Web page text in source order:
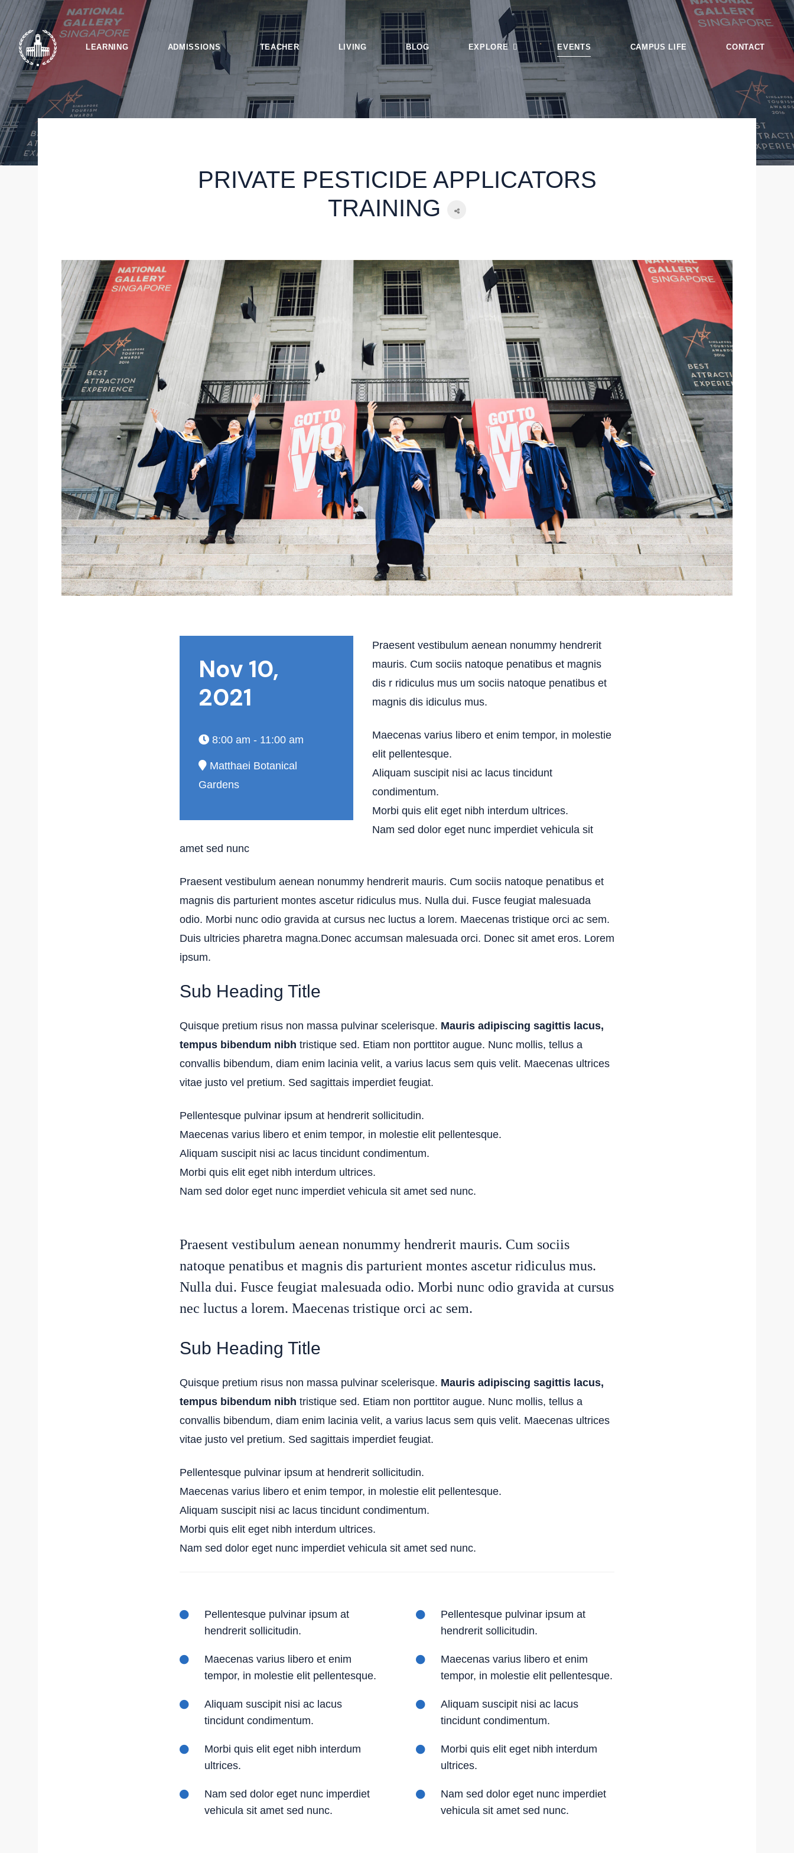
LEARNING ADMISSIONS TEACHER LIVING BLOG EXPLORE
Featured Articles
EVENTS CAMPUS LIFE CONTACT
PRIVATE PESTICIDE APPLICATORS
TRAINING
Nov 10,
2021
8:00 am - 11:00 am
Matthaei Botanical
Gardens
Praesent vestibulum aenean nonummy hendrerit
mauris. Cum sociis natoque penatibus et magnis
dis r ridiculus mus um sociis natoque penatibus et
magnis dis idiculus mus.
Maecenas varius libero et enim tempor, in molestie
elit pellentesque.
Aliquam suscipit nisi ac lacus tincidunt
condimentum.
Morbi quis elit eget nibh interdum ultrices.
Nam sed dolor eget nunc imperdiet vehicula sit
amet sed nunc
Praesent vestibulum aenean nonummy hendrerit mauris. Cum sociis natoque penatibus et
magnis dis parturient montes ascetur ridiculus mus. Nulla dui. Fusce feugiat malesuada
odio. Morbi nunc odio gravida at cursus nec luctus a lorem. Maecenas tristique orci ac sem.
Duis ultricies pharetra magna.Donec accumsan malesuada orci. Donec sit amet eros. Lorem
ipsum.
Sub Heading Title
Quisque pretium risus non massa pulvinar scelerisque. Mauris adipiscing sagittis lacus,
tempus bibendum nibh tristique sed. Etiam non porttitor augue. Nunc mollis, tellus a
convallis bibendum, diam enim lacinia velit, a varius lacus sem quis velit. Maecenas ultrices
vitae justo vel pretium. Sed sagittais imperdiet feugiat.
Pellentesque pulvinar ipsum at hendrerit sollicitudin.
Maecenas varius libero et enim tempor, in molestie elit pellentesque.
Aliquam suscipit nisi ac lacus tincidunt condimentum.
Morbi quis elit eget nibh interdum ultrices.
Nam sed dolor eget nunc imperdiet vehicula sit amet sed nunc.
Praesent vestibulum aenean nonummy hendrerit mauris. Cum sociis
natoque penatibus et magnis dis parturient montes ascetur ridiculus mus.
Nulla dui. Fusce feugiat malesuada odio. Morbi nunc odio gravida at cursus
nec luctus a lorem. Maecenas tristique orci ac sem.
Sub Heading Title
Quisque pretium risus non massa pulvinar scelerisque. Mauris adipiscing sagittis lacus,
tempus bibendum nibh tristique sed. Etiam non porttitor augue. Nunc mollis, tellus a
convallis bibendum, diam enim lacinia velit, a varius lacus sem quis velit. Maecenas ultrices
vitae justo vel pretium. Sed sagittais imperdiet feugiat.
Pellentesque pulvinar ipsum at hendrerit sollicitudin.
Maecenas varius libero et enim tempor, in molestie elit pellentesque.
Aliquam suscipit nisi ac lacus tincidunt condimentum.
Morbi quis elit eget nibh interdum ultrices.
Nam sed dolor eget nunc imperdiet vehicula sit amet sed nunc.
Pellentesque pulvinar ipsum at
hendrerit sollicitudin.
Maecenas varius libero et enim
tempor, in molestie elit pellentesque.
Aliquam suscipit nisi ac lacus
tincidunt condimentum.
Morbi quis elit eget nibh interdum
ultrices.
Nam sed dolor eget nunc imperdiet
vehicula sit amet sed nunc.
Pellentesque pulvinar ipsum at
hendrerit sollicitudin.
Maecenas varius libero et enim
tempor, in molestie elit pellentesque.
Aliquam suscipit nisi ac lacus
tincidunt condimentum.
Morbi quis elit eget nibh interdum
ultrices.
Nam sed dolor eget nunc imperdiet
vehicula sit amet sed nunc.